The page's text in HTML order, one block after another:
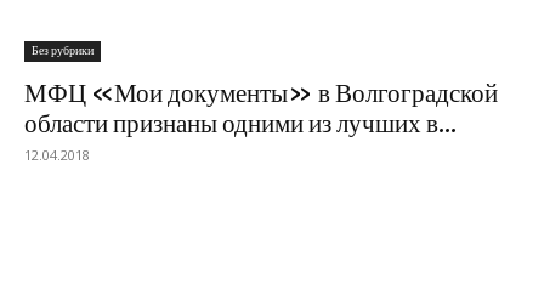
Без рубрики
МФЦ «Мои документы» в Волгоградской
области признаны одними из лучших в...
12.04.2018